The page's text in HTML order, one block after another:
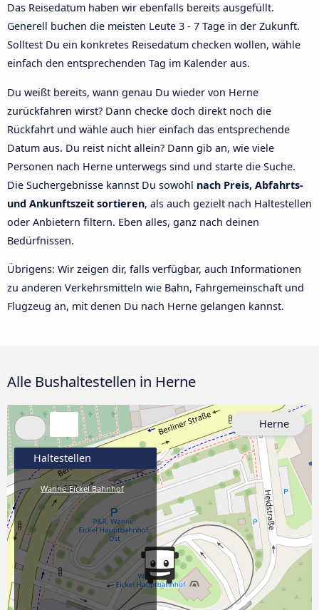
Das Reisedatum haben wir ebenfalls bereits ausgefüllt.
Generell buchen die meisten Leute 3 - 7 Tage in der Zukunft.
Solltest Du ein konkretes Reisedatum checken wollen, wähle
einfach den entsprechenden Tag im Kalender aus.
Du weißt bereits, wann genau Du wieder von Herne
zurückfahren wirst? Dann checke doch direkt noch die
Rückfahrt und wähle auch hier einfach das entsprechende
Datum aus. Du reist nicht allein? Dann gib an, wie viele
Personen nach Herne unterwegs sind und starte die Suche.
Die Suchergebnisse kannst Du sowohl nach Preis, Abfahrts-
und Ankunftszeit sortieren, als auch gezielt nach Haltestellen
oder Anbietern filtern. Eben alles, ganz nach deinen
Bedürfnissen.
Übrigens: Wir zeigen dir, falls verfügbar, auch Informationen
zu anderen Verkehrsmitteln wie Bahn, Fahrgemeinschaft und
Flugzeug an, mit denen Du nach Herne gelangen kannst.
Alle Bushaltestellen in Herne
Haltestellen
Wanne-Eickel Bahnhof
Herne